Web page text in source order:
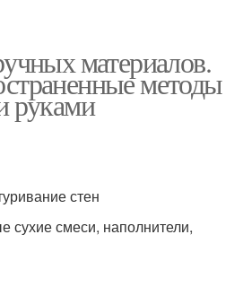
материалов.
методы
руками
стен
смеси, наполнители,